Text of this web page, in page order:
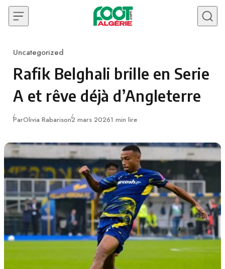
Skip to content
Category
Uncategorized
Rafik Belghali brille en Serie
A et rêve déjà d’Angleterre
ParOlivia RabarisonPublié
2 mars 20261 min lire